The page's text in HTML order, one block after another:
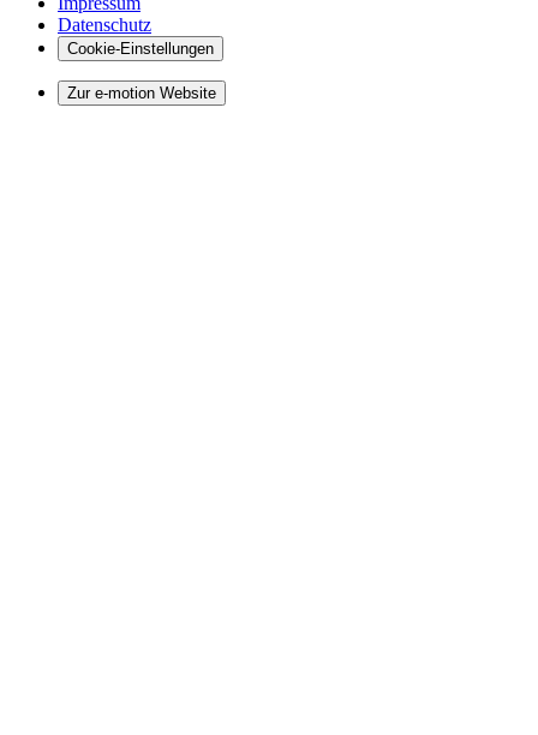
Datenschutz
Cookie-Einstellungen
Zur e-motion Website